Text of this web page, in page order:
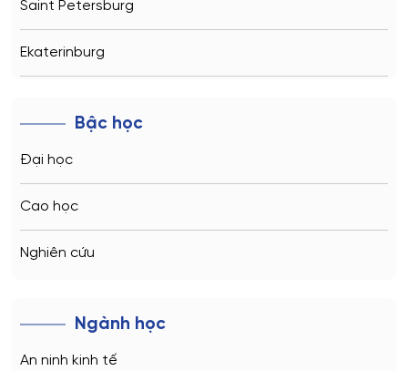
Saint Petersburg
Ekaterinburg
Kaliningrad
Bậc học
Đại học
Cao học
Nghiên cứu
Ngành học
An ninh kinh tế